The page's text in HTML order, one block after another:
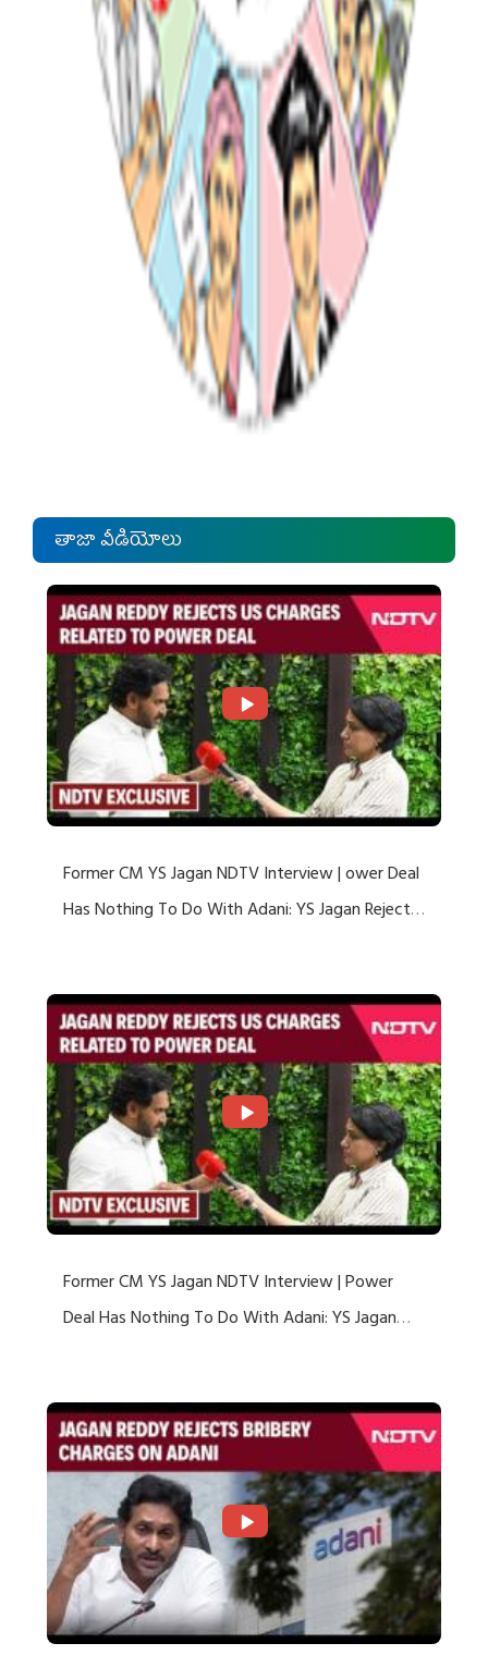
తాజా వీడియోలు
Former CM YS Jagan NDTV Interview | ower Deal
Has Nothing To Do With Adani: YS Jagan Rejects
Former CM YS Jagan NDTV Interview | Power
Deal Has Nothing To Do With Adani: YS Jagan